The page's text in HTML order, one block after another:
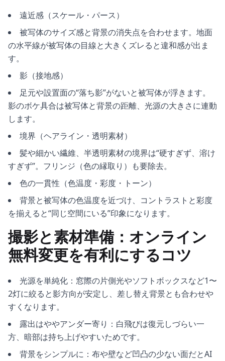
遠近感（スケール・パース）
被写体のサイズ感と背景の消失点を合わせます。地面
の水平線が被写体の目線と大きくズレると違和感が出ま
す。
影（接地感）
足元や設置面の“落ち影”がないと被写体が浮きます。
影のボケ具合は被写体と背景の距離、光源の大きさに連動
します。
境界（ヘアライン・透明素材）
髪や細かい繊維、半透明素材の境界は“硬すぎず、溶け
すぎず”。フリンジ（色の縁取り）も要除去。
色の一貫性（色温度・彩度・トーン）
背景と被写体の色温度を近づけ、コントラストと彩度
を揃えると“同じ空間にいる”印象になります。
撮影と素材準備：オンライン
無料変更を有利にするコツ
光源を単純化：窓際の片側光やソフトボックスなど1〜
2灯に絞ると影方向が安定し、差し替え背景とも合わせや
すくなります。
露出はややアンダー寄り：白飛びは復元しづらい一
方、暗部は持ち上げやすいためです。
背景をシンプルに：布や壁など凹凸の少ない面だとAI